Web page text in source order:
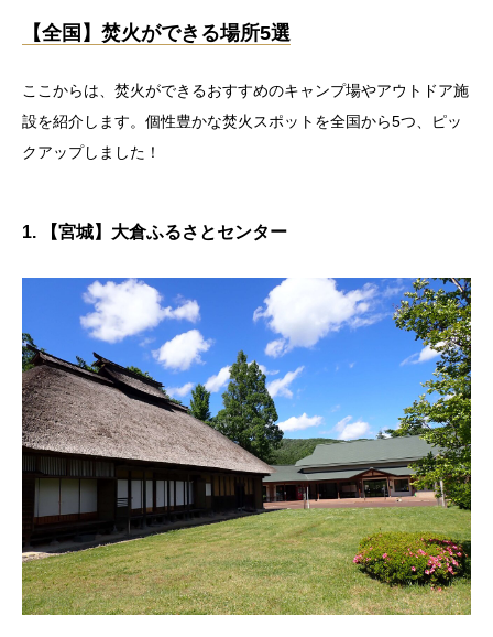
【全国】焚火ができる場所5選
ここからは、焚火ができるおすすめのキャンプ場やアウトドア施
設を紹介します。個性豊かな焚火スポットを全国から5つ、ピッ
クアップしました！
1. 【宮城】大倉ふるさとセンター